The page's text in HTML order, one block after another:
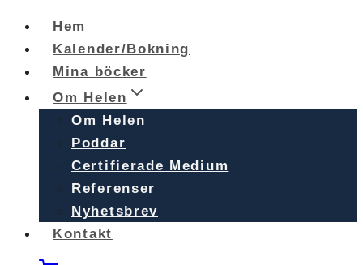
Skip
content
Hem
Kalender/Bokning
Mina böcker
Om Helen
Om Helen
Poddar
Certifierade Medium
Referenser
Nyhetsbrev
Kontakt